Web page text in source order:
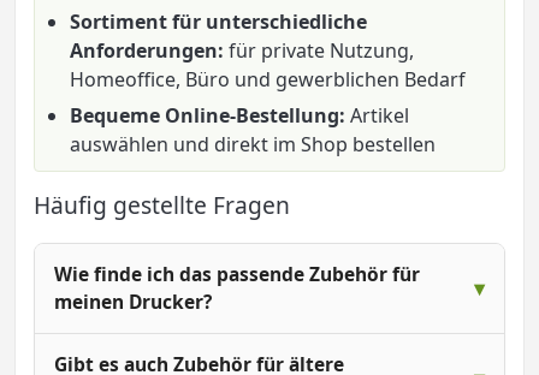
Sortiment für unterschiedliche
Anforderungen: für private Nutzung,
Homeoffice, Büro und gewerblichen Bedarf
Bequeme Online-Bestellung: Artikel
auswählen und direkt im Shop bestellen
Häufig gestellte Fragen
Wie finde ich das passende Zubehör für
meinen Drucker?
Gibt es auch Zubehör für ältere